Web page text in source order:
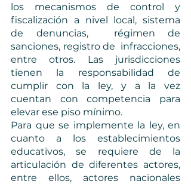
los mecanismos de control y
fiscalización a nivel local, sistema
de denuncias,  régimen de
sanciones, registro de  infracciones,
entre otros. Las jurisdicciones
tienen la responsabilidad de
cumplir con la ley, y a la vez
cuentan con competencia para
elevar ese piso mínimo.
Para que se implemente la ley, en
cuanto a los establecimientos
educativos, se requiere de la
articulación de diferentes actores,
entre ellos, actores nacionales